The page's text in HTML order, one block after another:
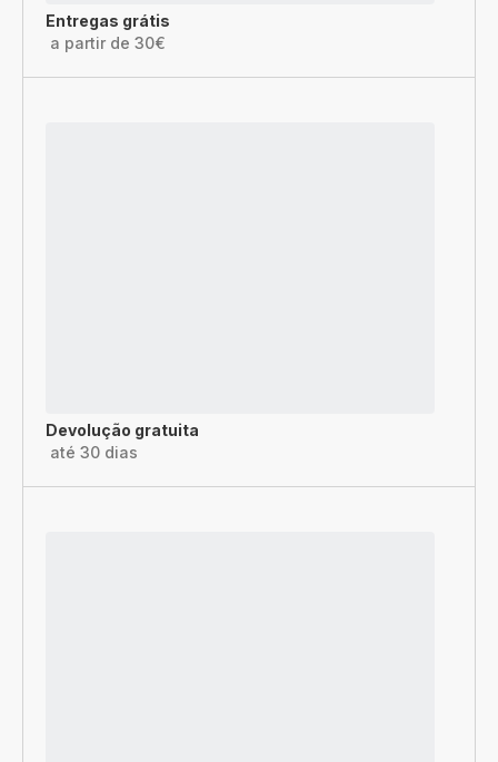
Entregas grátis
a partir de 30€
Devolução gratuita
até 30 dias